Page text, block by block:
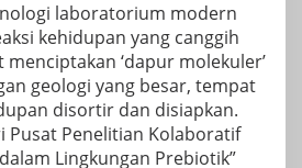
laboratorium modern
kehidupan yang canggih
‘dapur molekuler’
geologi yang besar, tempat
disortir dan disiapkan.
Pusat Penelitian Kolaboratif
Lingkungan Prebiotik”